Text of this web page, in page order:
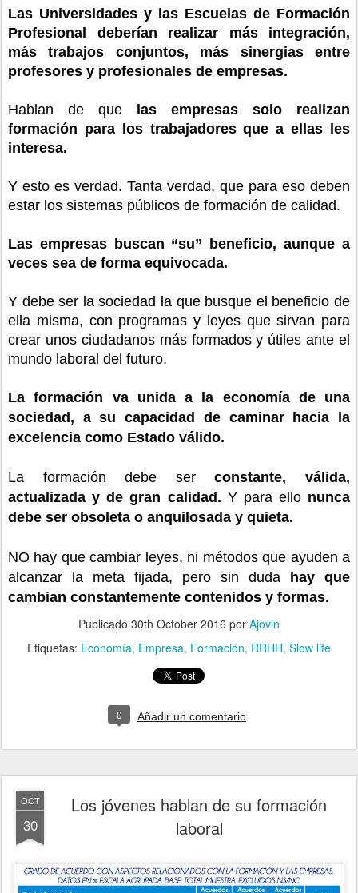
Las Universidades y las Escuelas de Formación
Profesional deberían realizar más integración,
más trabajos conjuntos, más sinergias entre
profesores y profesionales de empresas.
Hablan de que las empresas solo realizan
formación para los trabajadores que a ellas les
interesa.
Y esto es verdad. Tanta verdad, que para eso deben
estar los sistemas públicos de formación de calidad.
Las empresas buscan “su” beneficio, aunque a
veces sea de forma equivocada.
Y debe ser la sociedad la que busque el beneficio de
ella misma, con programas y leyes que sirvan para
crear unos ciudadanos más formados y útiles ante el
mundo laboral del futuro.
La formación va unida a la economía de una
sociedad, a su capacidad de caminar hacia la
excelencia como Estado válido.
La formación debe serconstante, válida,
actualizada y de gran calidad. Y para ello nunca
debe ser obsoleta o anquilosada y quieta.
NO hay que cambiar leyes, ni métodos que ayuden a
alcanzar la meta fijada, pero sin duda hay que
cambian constantemente contenidos y formas.
Publicado 30th October 2016 por Ajovin
Etiquetas: Economía Empresa Formación RRHH Slow life
0 Añadir un comentario
OCT
30
Los jóvenes hablan de su formación
laboral